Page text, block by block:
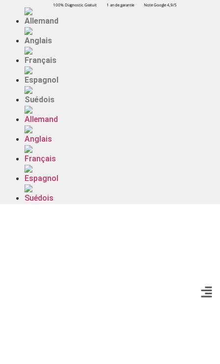
100% Diagnostic Gratuit 1 an de garantie Note Google 4,9/5